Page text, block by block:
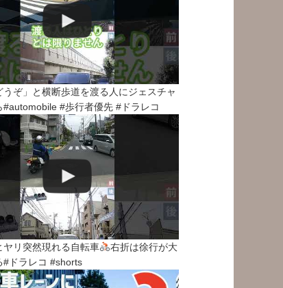
うぞ」と横断歩道を渡る人にジェスチャ
#automobile #歩行者優先 #ドラレコ
ヤリ突然現れる自転車
右折は徐行が大
#ドラレコ #shorts